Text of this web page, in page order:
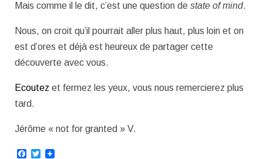
Mais comme il le dit, c’est une question de state of mind.
Nous, on croit qu’il pourrait aller plus haut, plus loin et on
est d’ores et déjà est heureux de partager cette
découverte avec vous.
Ecoutez et fermez les yeux, vous nous remercierez plus
tard.
Jérôme « not for granted » V.
Facebook
Twitter